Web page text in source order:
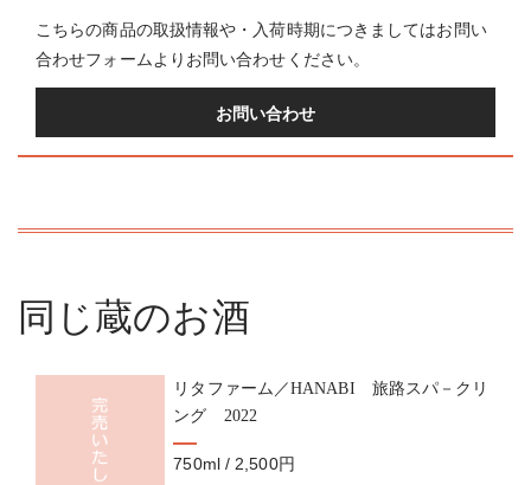
こちらの商品の取扱情報や・入荷時期につきましてはお問い
合わせフォームよりお問い合わせください。
お問い合わせ
同じ蔵のお酒
リタファーム／HANABI 旅路スパ－クリ
ング 2022
750ml / 2,500円